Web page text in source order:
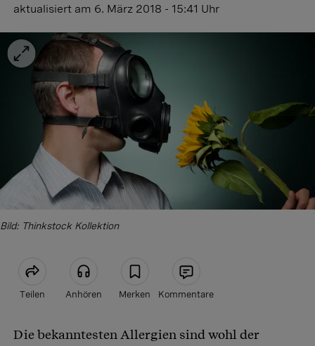
aktualisiert am 6. März 2018 - 15:41 Uhr
Bild: Thinkstock Kollektion
Teilen Anhören Merken Kommentare
Artikel teilen
Die bekanntesten Allergien sind wohl der